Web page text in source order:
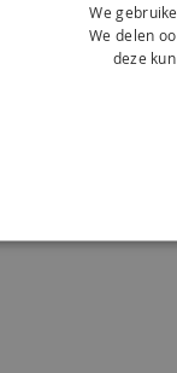
We
We delen
deze